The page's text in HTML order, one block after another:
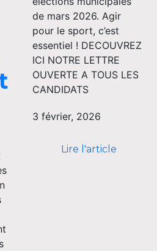
de mars 2026. Agir
pour le sport, c’est
essentiel ! DECOUVREZ
ICI NOTRE LETTRE
OUVERTE A TOUS LES
CANDIDATS
3 février, 2026
Lire l'article